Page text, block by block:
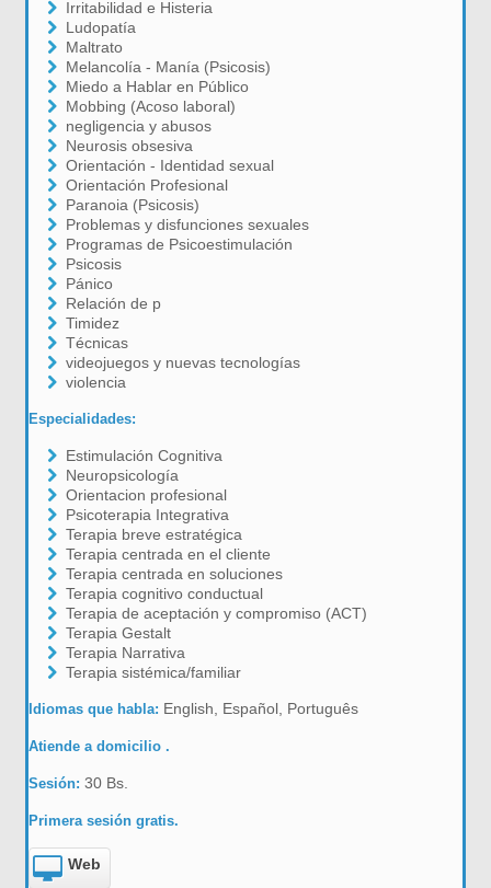
Irritabilidad e Histeria
Ludopatía
Maltrato
Melancolía - Manía (Psicosis)
Miedo a Hablar en Público
Mobbing (Acoso laboral)
negligencia y abusos
Neurosis obsesiva
Orientación - Identidad sexual
Orientación Profesional
Paranoia (Psicosis)
Problemas y disfunciones sexuales
Programas de Psicoestimulación
Psicosis
Pánico
Relación de p
Timidez
Técnicas
videojuegos y nuevas tecnologías
violencia
Especialidades:
Estimulación Cognitiva
Neuropsicología
Orientacion profesional
Psicoterapia Integrativa
Terapia breve estratégica
Terapia centrada en el cliente
Terapia centrada en soluciones
Terapia cognitivo conductual
Terapia de aceptación y compromiso (ACT)
Terapia Gestalt
Terapia Narrativa
Terapia sistémica/familiar
Idiomas que habla: English, Español, Português
Atiende a domicilio .
Sesión:30 Bs.
Primera sesión gratis.
Web